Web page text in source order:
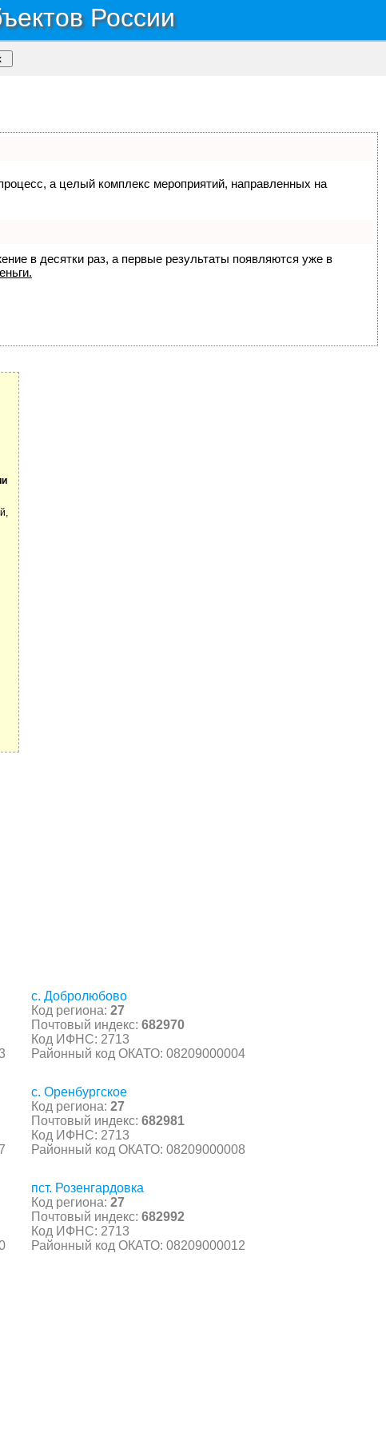
России
а целый комплекс мероприятий, направленных на
в десятки раз, а первые результаты появляются уже в
с. Добролюбово
Код региона: 27
Почтовый индекс: 682970
Код ИФНС: 2713
Районный код ОКАТО: 08209000004
с. Оренбургское
Код региона: 27
Почтовый индекс: 682981
Код ИФНС: 2713
Районный код ОКАТО: 08209000008
пст. Розенгардовка
Код региона: 27
Почтовый индекс: 682992
Код ИФНС: 2713
Районный код ОКАТО: 08209000012